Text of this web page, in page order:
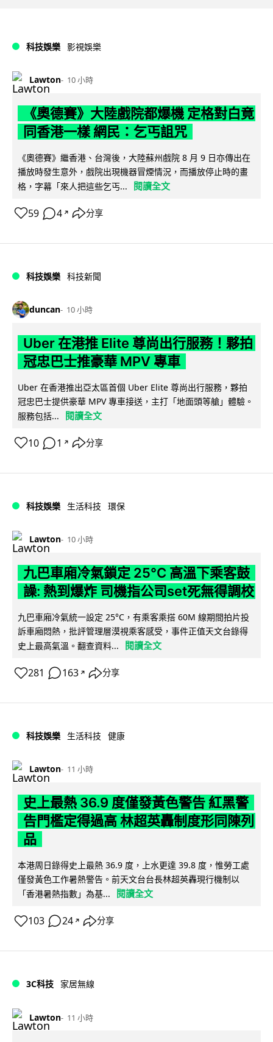
科技娛樂 影視娛樂
Lawton 10 小時
《奧德賽》大陸戲院都爆機 定格對白竟
同香港一樣 網民：乞丐詛咒
《奧德賽》繼香港、台灣後，大陸蘇州戲院 8 月 9 日亦傳出在
播放時發生意外，戲院出現機器冒煙情況，而播放停止時的畫
格，字幕「來人把這些乞丐...
閱讀全文
59 4 ↗ 分享
科技娛樂 科技新聞
duncan 10 小時
Uber 在港推 Elite 尊尚出行服務！夥拍
冠忠巴士推豪華 MPV 專車
Uber 在香港推出亞太區首個 Uber Elite 尊尚出行服務，夥拍
冠忠巴士提供豪華 MPV 專車接送，主打「地面頭等艙」體驗。
服務包括...
閱讀全文
10 1 ↗ 分享
科技娛樂 生活科技 環保
Lawton 10 小時
九巴車廂冷氣鎖定 25°C 高溫下乘客鼓
譟: 熱到爆炸 司機指公司set死無得調校
九巴車廂冷氣統一設定 25°C，有乘客乘搭 60M 線期間拍片投
訴車廂悶熱，批評管理層漠視乘客感受，事件正值天文台錄得
史上最高氣溫。翻查資料...
閱讀全文
281 163 ↗ 分享
科技娛樂 生活科技 健康
Lawton 11 小時
史上最熱 36.9 度僅發黃色警告 紅黑警
告門檻定得過高 林超英轟制度形同陳列
品
本港周日錄得史上最熱 36.9 度，上水更達 39.8 度，惟勞工處
僅發黃色工作暑熱警告。前天文台台長林超英轟現行機制以
「香港暑熱指數」為基...
閱讀全文
103 24 ↗ 分享
3C科技 家居無線
Lawton 11 小時